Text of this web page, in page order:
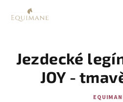
Jezdecké
JOY -